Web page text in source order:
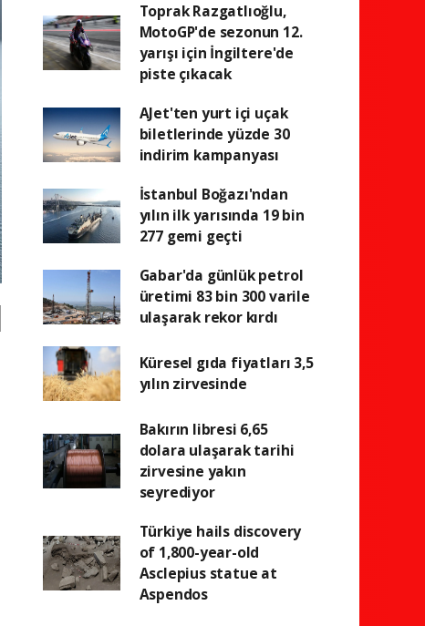
Toprak Razgatlıoğlu,
MotoGP'de sezonun 12.
yarışı için İngiltere'de
piste çıkacak
AJet'ten yurt içi uçak
biletlerinde yüzde 30
indirim kampanyası
İstanbul Boğazı'ndan
yılın ilk yarısında 19 bin
277 gemi geçti
Gabar'da günlük petrol
üretimi 83 bin 300 varile
ulaşarak rekor kırdı
Küresel gıda fiyatları 3,5
yılın zirvesinde
Bakırın libresi 6,65
dolara ulaşarak tarihi
zirvesine yakın
seyrediyor
Türkiye hails discovery
of 1,800-year-old
Asclepius statue at
Aspendos